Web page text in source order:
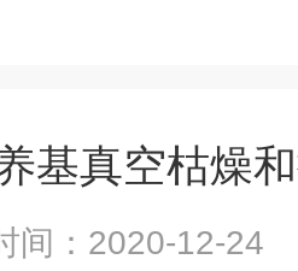
基真空枯燥
间：2020-12-